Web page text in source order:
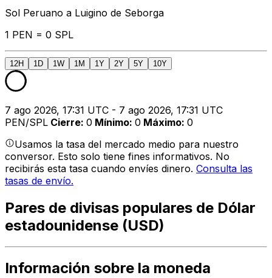
Sol Peruano a Luigino de Seborga
1 PEN = 0 SPL
12H 1D 1W 1M 1Y 2Y 5Y 10Y
7 ago 2026, 17:31 UTC - 7 ago 2026, 17:31 UTC
PEN/SPL Cierre: 0 Mínimo: 0 Máximo: 0
Usamos la tasa del mercado medio para nuestro
conversor. Esto solo tiene fines informativos. No
recibirás esta tasa cuando envíes dinero. Consulta las
tasas de envío.
Pares de divisas populares de Dólar
estadounidense (USD)
Información sobre la moneda